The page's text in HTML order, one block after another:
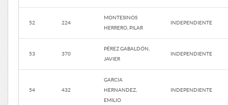
52 224
MONTESINOS
HERRERO, PILAR
INDEPENDIENTE
53 370
PÉREZ GABALDÓN,
JAVIER
INDEPENDIENTE
54 432
GARCIA
HERNANDEZ,
EMILIO
INDEPENDIENTE